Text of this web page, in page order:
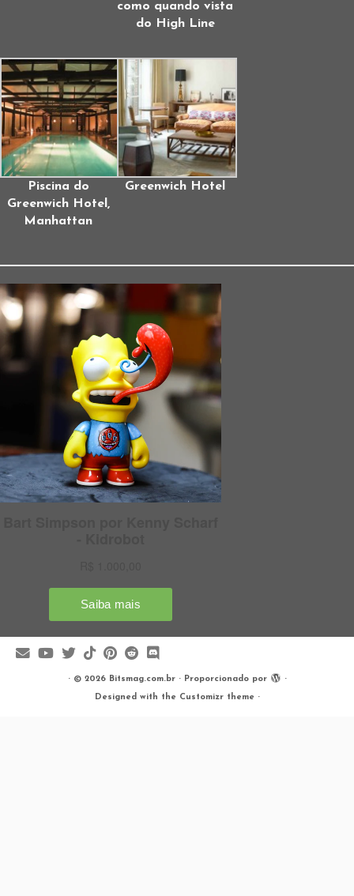
como quando vista
do High Line
Piscina do
Greenwich Hotel,
Manhattan
Greenwich Hotel
· © 2026 Bitsmag.com.br· Proporcionado por ·
Designed with the Customizr theme ·